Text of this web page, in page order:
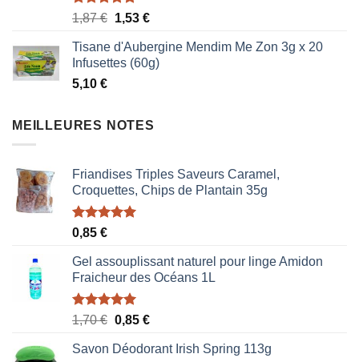
Note5.00
sur 5
1,87€ Le
initial
était :
1,53 €Le
actuel
est :
Tisane d'Aubergine Mendim Me Zon 3g x 20
Infusettes (60g)
5,10 €
MEILLEURES NOTES
Friandises Triples Saveurs Caramel,
Croquettes, Chips de Plantain 35g
Note5.00
0,85 €
Gel assouplissant naturel pour linge Amidon
Fraicheur des Océans 1L
Note5.00
1,70€ Le
initial
0,85 €Le
actuel
Savon Déodorant Irish Spring 113g